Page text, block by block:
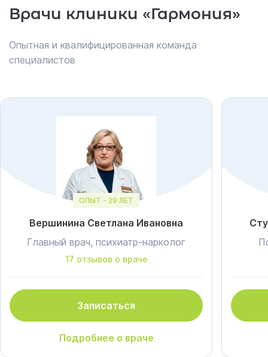
Врачи клиники «Гармония»
Опытная и квалифицированная команда
специалистов
ОПЫТ - 29 ЛЕТ
Вершинина Светлана Ивановна
Главный врач, психиатр-нарколог
17 отзывов о враче
Записаться
Подробнее о враче